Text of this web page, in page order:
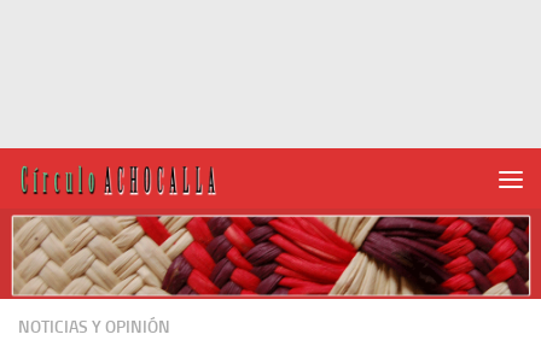
NOTICIAS Y OPINIÓN